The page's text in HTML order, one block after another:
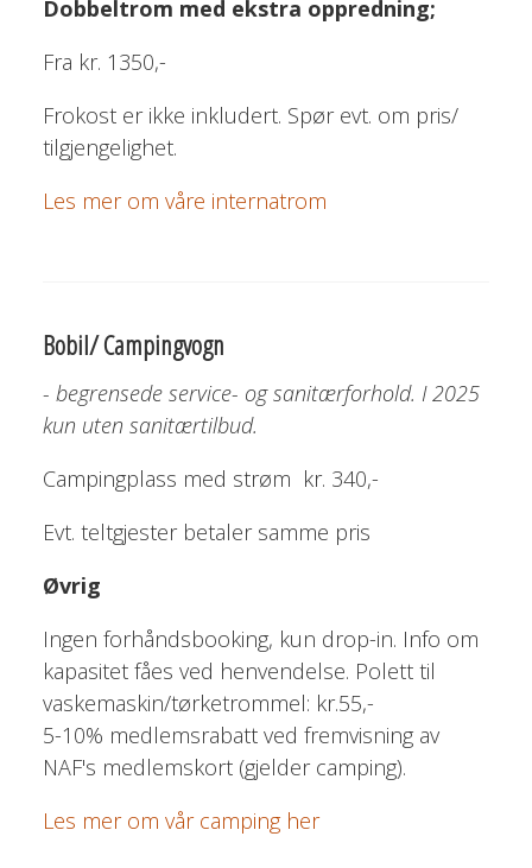
Dobbeltrom med ekstra oppredning;
Fra kr. 1350,-
Frokost er ikke inkludert. Spør evt. om pris/
tilgjengelighet.
Les mer om våre internatrom
Bobil/ Campingvogn
- begrensede service- og sanitærforhold. I 2025
kun uten sanitærtilbud.
Campingplass med strøm kr. 340,-
Evt. teltgjester betaler samme pris
Øvrig
Ingen forhåndsbooking, kun drop-in. Info om
kapasitet fåes ved henvendelse. Polett til
vaskemaskin/tørketrommel: kr.55,-
5-10% medlemsrabatt ved fremvisning av
NAF's medlemskort (gjelder camping).
Les mer om vår camping her